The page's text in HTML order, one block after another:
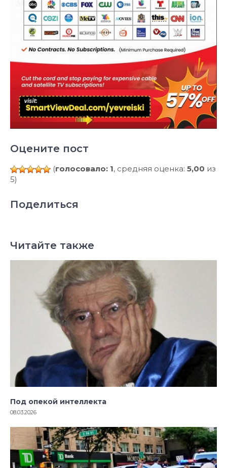
Оцените пост
(голосовало: 1, средняя оценка: 5,00 из
5)
Поделиться
Читайте также
Под опекой интеллекта
08.03.2026